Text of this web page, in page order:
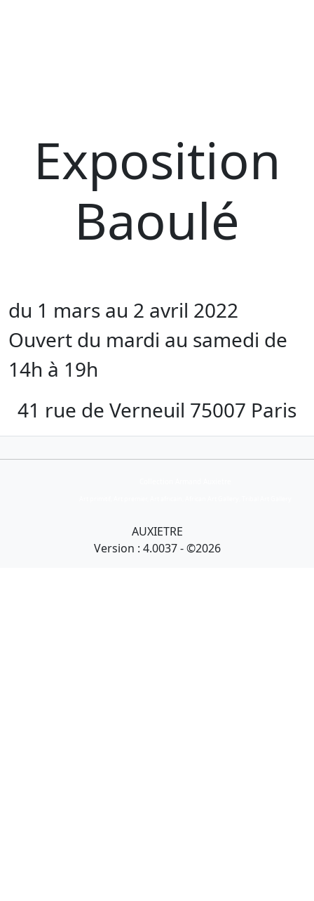
Exposition
Baoulé
du 1 mars au 2 avril 2022
Ouvert du mardi au samedi de
14h à 19h
41 rue de Verneuil 75007 Paris
AUXIETRE
Version : 4.0037 - ©2026